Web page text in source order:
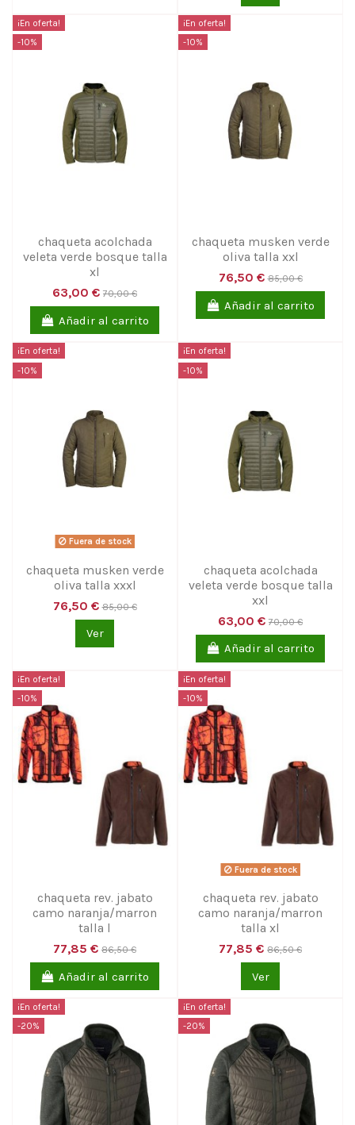
¡En oferta!
-10%
chaqueta acolchada
veleta verde bosque talla
xl
63,00 € 70,00 €
Añadir al carrito
¡En oferta!
-10%
chaqueta musken verde
oliva talla xxl
76,50 €85,00 €
Añadir al carrito
¡En oferta!
-10%
Fuera de stock
chaqueta musken verde
oliva talla xxxl
76,50 €85,00 €
Ver
¡En oferta!
-10%
chaqueta acolchada
veleta verde bosque talla
xxl
63,00 € 70,00 €
Añadir al carrito
¡En oferta!
-10%
chaqueta rev. jabato
camo naranja/marron
talla l
77,85 € 86,50 €
Añadir al carrito
¡En oferta!
-10%
Fuera de stock
chaqueta rev. jabato
camo naranja/marron
talla xl
77,85 € 86,50 €
Ver
¡En oferta!
-20%
¡En oferta!
-20%